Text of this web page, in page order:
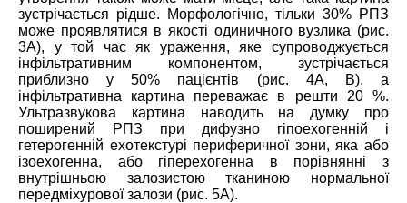
зустрічається рідше. Морфологічно, тільки 30% РПЗ
може проявлятися в якості одиничного вузлика (рис.
3А), у той час як ураження, яке супроводжується
інфільтративним компонентом, зустрічається
приблизно у 50% пацієнтів (рис. 4А, В), а
інфільтративна картина переважає в решти 20 %.
Ультразвукова картина наводить на думку про
поширений РПЗ при дифузно гіпоехогенній і
гетерогенній ехотекстурі периферичної зони, яка або
ізоехогенна, або гіперехогенна в порівнянні з
внутрішньою залозистою тканиною нормальної
передміхурової залози (рис. 5А).